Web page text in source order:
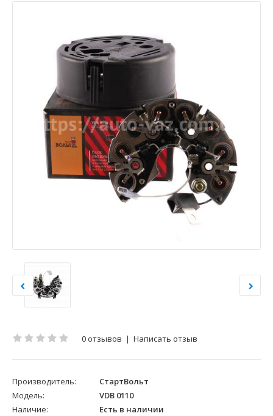
0 отзывов | Написать отзыв
Производитель:
СтартВольт
Модель:
VDB 0110
Наличие:
Есть в наличии